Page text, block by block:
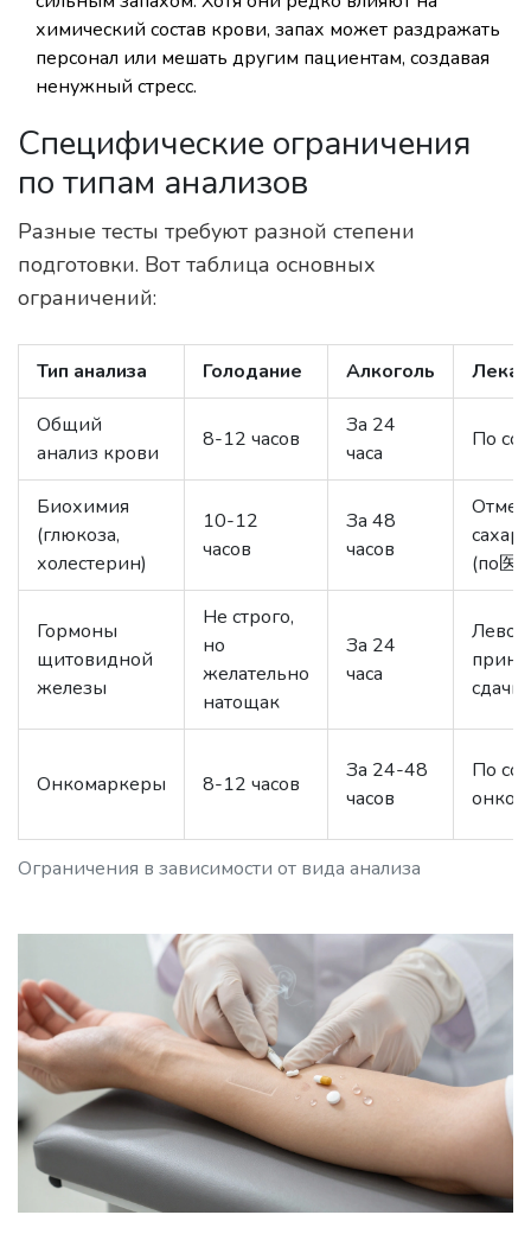
химический состав крови, запах может раздражать
персонал или мешать другим пациентам, создавая
ненужный стресс.
Специфические ограничения
по типам анализов
Разные тесты требуют разной степени
подготовки. Вот таблица основных
ограничений:
Ограничения в зависимости от вида анализа
Тип анализа Голодание Алкоголь
Общий
анализ крови
8-12 часов
За 24
часа
По
Биохимия
(глюкоза,
холестерин)
10-12
часов
За 48
часов
(по医
Гормоны
щитовидной
железы
Не строго,
но
желательно
натощак
За 24
часа
сдачи
Онкомаркеры 8-12 часов
За 24-48
часов
По